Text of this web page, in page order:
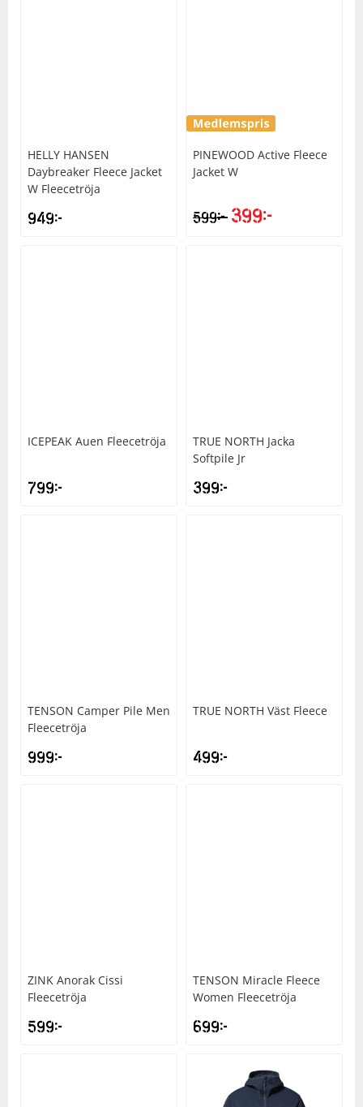
HELLY HANSEN
Daybreaker Fleece Jacket
W Fleecetröja
949kr
PINEWOOD Active Fleece
Jacket W
599kr 399kr
ICEPEAK Auen Fleecetröja
799kr
TRUE NORTH Jacka
Softpile Jr
399kr
TENSON Camper Pile Men
Fleecetröja
999kr
TRUE NORTH Väst Fleece
499kr
ZINK Anorak Cissi
Fleecetröja
599kr
TENSON Miracle Fleece
Women Fleecetröja
699kr